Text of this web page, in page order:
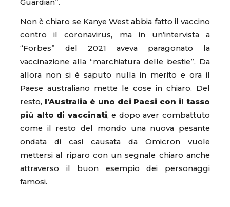
Guardian”.
Non è chiaro se Kanye West abbia fatto il vaccino
contro il coronavirus, ma in un’intervista a
“Forbes” del 2021 aveva paragonato la
vaccinazione alla “marchiatura delle bestie”. Da
allora non si è saputo nulla in merito e ora il
Paese australiano mette le cose in chiaro. Del
resto, l’Australia è uno dei Paesi con il tasso
più alto di vaccinati, e dopo aver combattuto
come il resto del mondo una nuova pesante
ondata di casi causata da Omicron vuole
mettersi al riparo con un segnale chiaro anche
attraverso il buon esempio dei personaggi
famosi.